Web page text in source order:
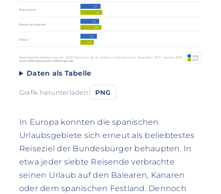
Repräsentativbefragung von 3.000 Personen ab 14 Jahren in Deutschland, Dezember 2017 / Januar 2018
2,9
2,8
1,8
2,7
2,5
2,2
2016
2017
Frankreich
Benelux-Staaten
Polen
www.stiftungfuerzukunftsfragen.de
Daten als Tabelle
Grafik herunterladen: PNG
In Europa konnten die spanischen
Urlaubsgebiete sich erneut als beliebtestes
Reiseziel der Bundesbürger behaupten. In
etwa jeder siebte Reisende verbrachte
seinen Urlaub auf den Balearen, Kanaren
oder dem spanischen Festland. Dennoch